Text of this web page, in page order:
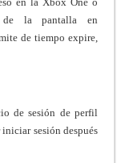
de la pantalla en
de tiempo expire,
de sesión de perfil
sesión después